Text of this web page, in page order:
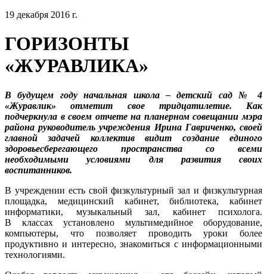
19 декабря 2016 г.
ГОРИЗОНТЫ
«ЖУРАВЛИКА»
В будущем году начальная школа – детский сад № 4
«Журавлик» отметит свое тридцатилетие. Как
подчеркнула в своем отчете на планерном совещании мэра
района руководитель учреждения Ирина Гавриченко, своей
главной задачей коллектив видит создание единого
здоровьесберегающего пространства со всеми
необходимыми условиями для развития своих
воспитанников.
В учреждении есть свой физкультурный зал и физкультурная
площадка, медицинский кабинет, библиотека, кабинет
информатики, музыкальный зал, кабинет психолога.
В классах установлено мультимедийное оборудование,
компьютеры, что позволяет проводить уроки более
продуктивно и интересно, знакомиться с информационными
технологиями.